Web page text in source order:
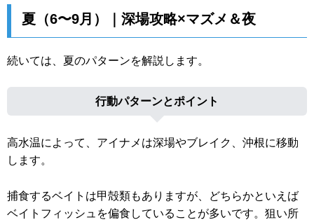
夏（6〜9月）｜深場攻略×マズメ＆夜
続いては、夏のパターンを解説します。
行動パターンとポイント
高水温によって、アイナメは深場やブレイク、沖根に移動
します。
捕食するベイトは甲殻類もありますが、どちらかといえば
ベイトフィッシュを偏食していることが多いです。狙い所